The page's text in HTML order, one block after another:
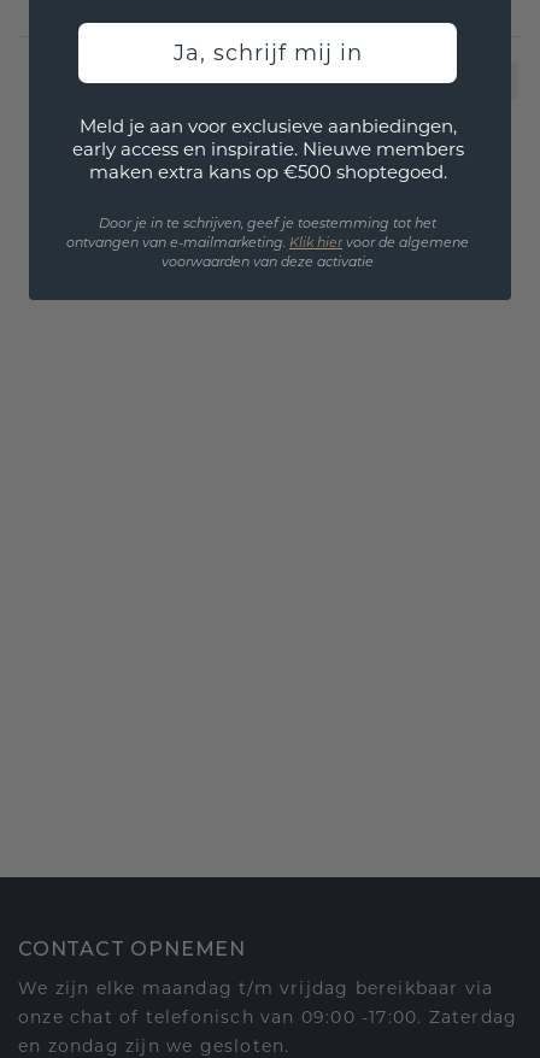
VOLG ONS OP INSTAGRAM
CONTACT OPNEMEN
We zijn elke maandag t/m vrijdag bereikbaar via
onze chat of telefonisch van 09:00 -17:00. Zaterdag
en zondag zijn we gesloten.
Ja, schrijf mij in
Meld je aan voor exclusieve aanbiedingen,
early access en inspiratie. Nieuwe members
maken extra kans op €500 shoptegoed.
Door je in te schrijven, geef je toestemming tot het
ontvangen van e-mailmarketing. Klik hiervoor de algemene
voorwaarden van deze activatie